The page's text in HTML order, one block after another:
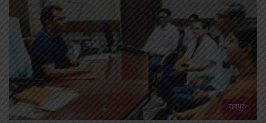
रायपुर